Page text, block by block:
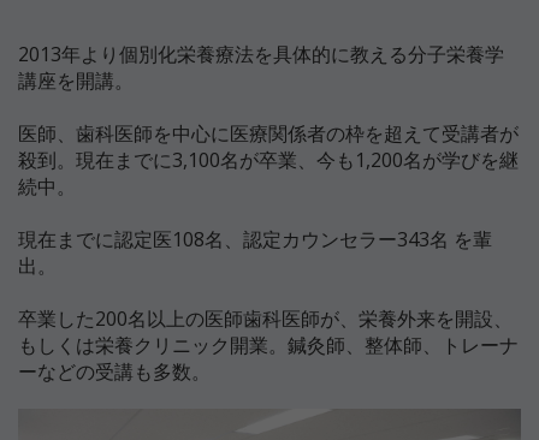
2013年より個別化栄養療法を具体的に教える分子栄養学
講座を開講。
医師、歯科医師を中心に医療関係者の枠を超えて受講者が
殺到。 現在までに3,100名が卒業、今も1,200名が学びを継
続中。
現在までに認定医108名、 認定カウンセラー343名 を輩
出。
卒業した200名以上の医師歯科医師が、栄養外来を開設、
もしくは栄養クリニック開業。鍼灸師、整体師、トレーナ
ーなどの受講も多数。